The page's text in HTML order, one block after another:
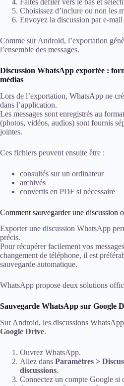
Choisissez d’inclure ou non les
Envoyez la discussion par e-
Comme sur Android, l’exportation
l’ensemble des messages.
Discussion WhatsApp exportée :
médias
Lors de l’exportation, WhatsApp ne
dans l’application.
Les messages sont enregistrés au
(photos, vidéos, audios) sont fournis
jointes.
Ces fichiers peuvent ensuite être :
consultés sur un ordinateur
archivés
convertis en PDF si nécessaire
Comment sauvegarder une discussion
Exporter une discussion WhatsApp
précis.
Pour récupérer facilement vos
changement de téléphone, il est
sauvegarde automatique.
WhatsApp propose deux solutions
Sauvegarde WhatsApp sur Google
Sur Android, les discussions
Google Drive.
Ouvrez WhatsApp.
Allez dans Paramètres >
discussions.
Connectez un compte Google si